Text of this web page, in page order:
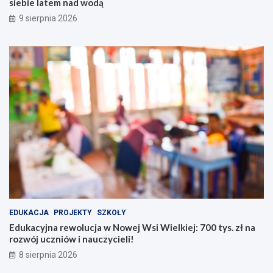
y
b
z
p
i
e
c
z
e
t
w
j
a
k
d
b
a
j
W
i
W
i
e
l
k
i
:
7
t
y
s
.
z
ł
9 sierpnia 2026
EDUKACJA PROJEKTY SZKOŁY
Edukacyjna rewolucja w Nowej Wsi Wielkiej: 700 tys. zł na
rozwój uczniów i nauczycieli!
8 sierpnia 2026